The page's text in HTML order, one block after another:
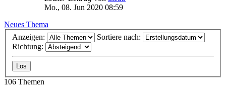
Mo., 08. Jun 2020 08:59
Neues Thema
Anzeigen:
Sortiere nach:
Richtung:
106 Themen